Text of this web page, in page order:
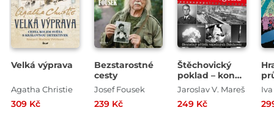
Velká výprava
Agatha Christie
309 Kč
Bezstarostné
cesty
Josef Fousek
239 Kč
Štěchovický
poklad – konec
legend
Jaroslav V. Mareš
249 Kč